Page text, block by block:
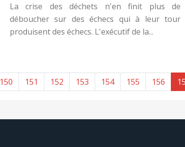
La crise des déchets n'en finit plus de
déboucher sur des échecs qui à leur tour
produisent des échecs. L'exécutif de la...
150 151 152 153 154 155 156